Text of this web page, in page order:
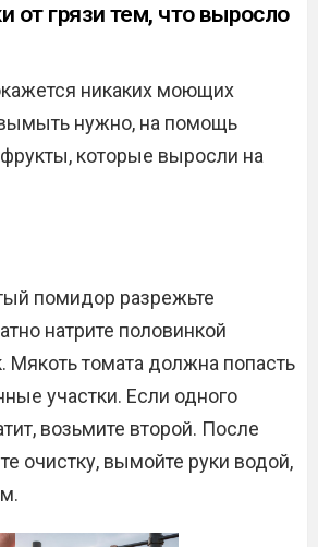
от грязи тем, что выросло
никаких моющих
нужно, на помощь
которые выросли на
помидор разрежьте
натрите половинкой
Мякоть томата должна попасть
участки. Если одного
возьмите второй. После
очистку, вымойте руки водой,